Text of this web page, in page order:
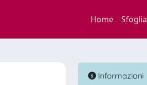
Home Sfoglia
Informazioni